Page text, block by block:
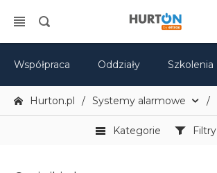
Współpraca Oddziały Szkolenia
Hurton.pl Systemy alarmowe
Kategorie Filtry